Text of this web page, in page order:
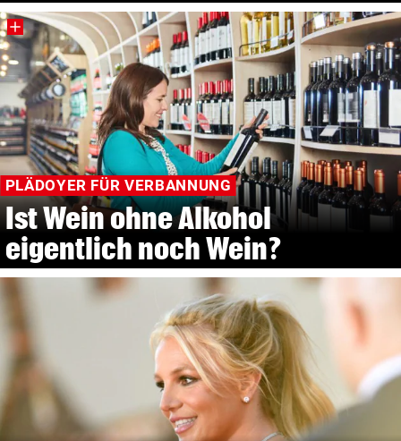
PLÄDOYER FÜR VERBANNUNG
Ist Wein ohne Alkohol
eigentlich noch Wein?